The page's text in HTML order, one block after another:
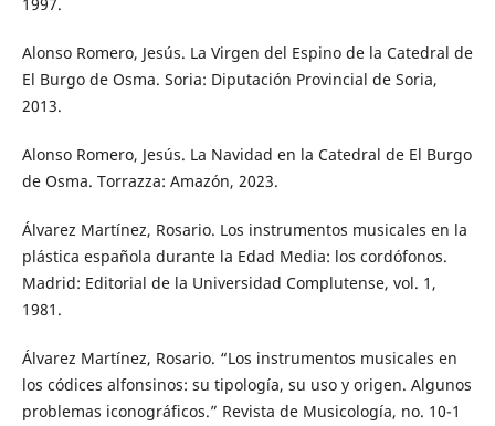
1997.
Alonso Romero, Jesús. La Virgen del Espino de la Catedral de
El Burgo de Osma. Soria: Diputación Provincial de Soria,
2013.
Alonso Romero, Jesús. La Navidad en la Catedral de El Burgo
de Osma. Torrazza: Amazón, 2023.
Álvarez Martínez, Rosario. Los instrumentos musicales en la
plástica española durante la Edad Media: los cordófonos.
Madrid: Editorial de la Universidad Complutense, vol. 1,
1981.
Álvarez Martínez, Rosario. “Los instrumentos musicales en
los códices alfonsinos: su tipología, su uso y origen. Algunos
problemas iconográficos.” Revista de Musicología, no. 10-1